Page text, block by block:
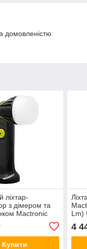
домовленістю
ліхтар-
з дімером та
Mactronic
Купити
Lm)
4